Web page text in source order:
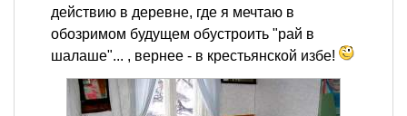
действию в деревне, где я мечтаю в
обозримом будущем обустроить "рай в
шалаше"... , вернее - в крестьянской избе!